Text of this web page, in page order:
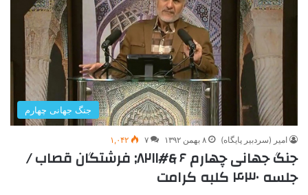
جنگ ‌جهانی ‌چهارم
امیر (سردبیر پایگاه) ۸ بهمن ۱۳۹۲ ۷ ۱,۰۴۲
جنگ‌ جهانی‌ چهارم‌ ۶ &#۸۲۱۱; فرشتگان ‌قصاب /
جلسه ۴۳۰ کلبه کرامت